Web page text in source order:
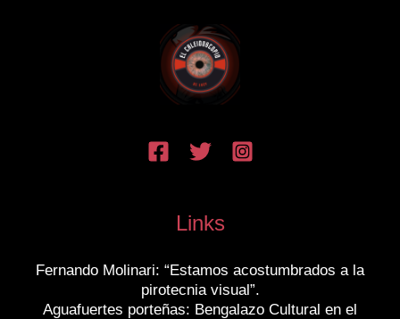
Links
Fernando Molinari: “Estamos acostumbrados a la
pirotecnia visual”.
Aguafuertes porteñas: Bengalazo Cultural en el